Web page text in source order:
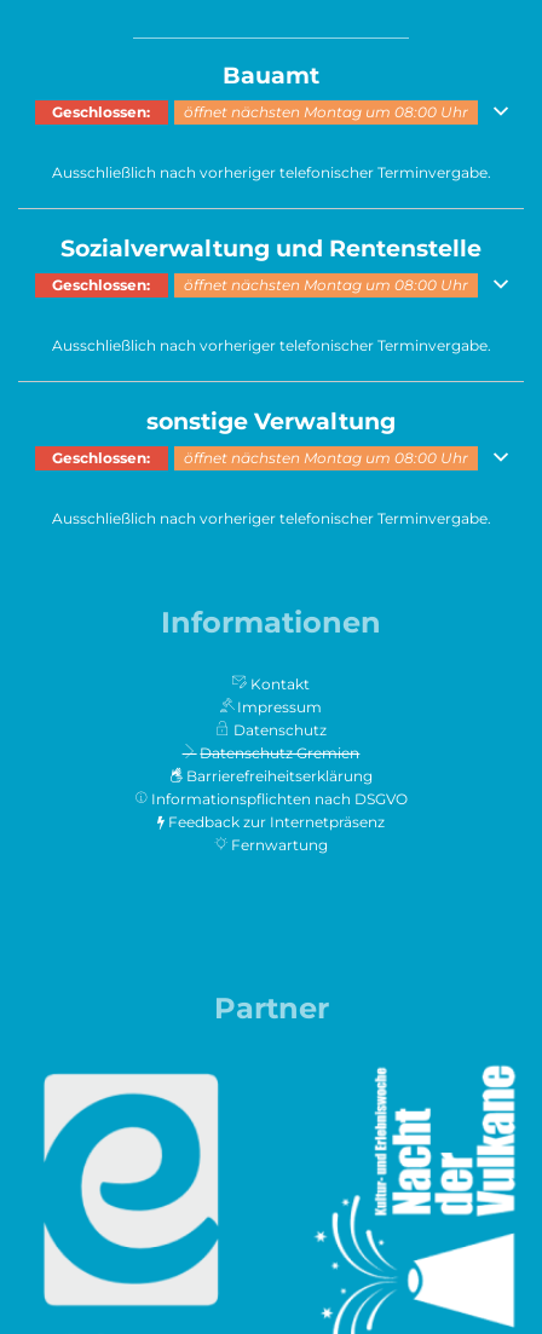
Bauamt
Klicken, um weitere Öffnungs- oder Schließzeiten auszublenden
Geschlossen: öffnet nächsten Montag um 08:00 Uhr
Ausschließlich nach vorheriger telefonischer Terminvergabe.
Sozialverwaltung und Rentenstelle
Klicken, um weitere Öffnungs- oder Schließzeiten auszublenden
Geschlossen: öffnet nächsten Montag um 08:00 Uhr
Ausschließlich nach vorheriger telefonischer Terminvergabe.
sonstige Verwaltung
Klicken, um weitere Öffnungs- oder Schließzeiten auszublenden
Geschlossen: öffnet nächsten Montag um 08:00 Uhr
Ausschließlich nach vorheriger telefonischer Terminvergabe.
Informationen
Kontakt
Impressum
Datenschutz
Datenschutz Gremien
Barrierefreiheitserklärung
Informationspflichten nach DSGVO
Feedback zur Internetpräsenz
Fernwartung
Partner